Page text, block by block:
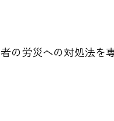
労災への対処法を